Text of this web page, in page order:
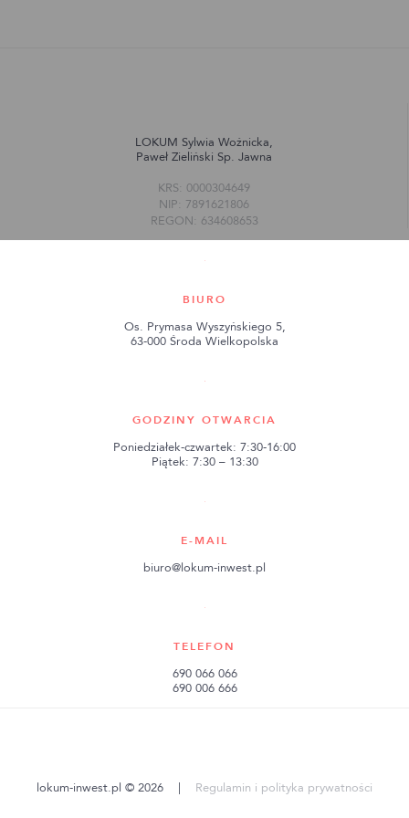
LOKUM Sylwia Woźnicka,
Paweł Zieliński Sp. Jawna
KRS: 0000304649
NIP: 7891621806
REGON: 634608653
BIURO
Os. Prymasa Wyszyńskiego 5,
63-000 Środa Wielkopolska
GODZINY OTWARCIA
Poniedziałek-czwartek: 7:30-16:00
Piątek: 7:30 – 13:30
E-MAIL
biuro@lokum-inwest.pl
TELEFON
690 066 066
690 006 666
lokum-inwest.pl © 2026 | Regulamin i polityka prywatności